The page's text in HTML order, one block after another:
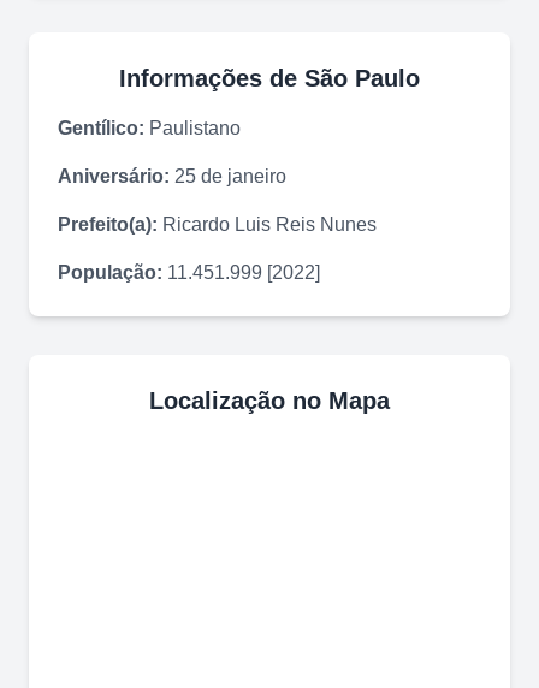
Informações de São Paulo
Gentílico: Paulistano
Aniversário: 25 de janeiro
Prefeito(a): Ricardo Luis Reis Nunes
População: 11.451.999 [2022]
Localização no Mapa